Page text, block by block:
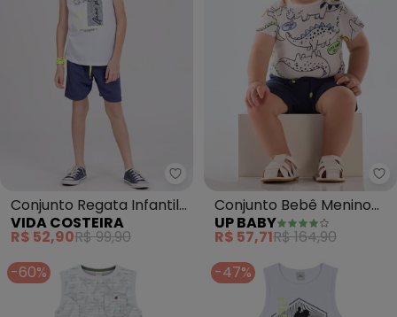
Vida Costeira - Conjunto
Conjunto Regata Infantil
Web Game (Branco)
VIDA COSTEIRA
R$ 52,90R$ 99,90
Conjunto Bebê Menino
Body e Bermuda
(Branco)
UP BABY
R$ 57,71R$ 164,90
-60%
-47%